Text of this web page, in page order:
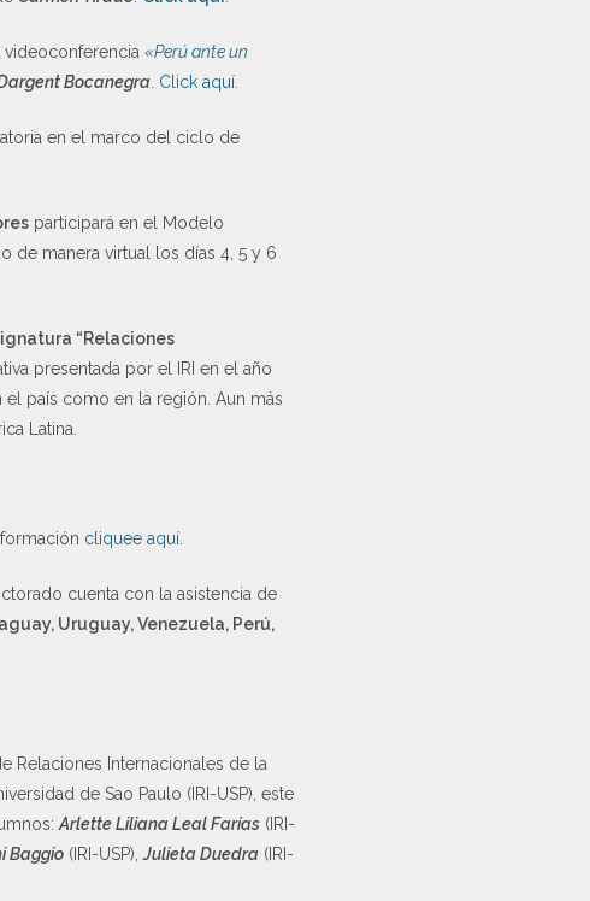
videoconferencia «Perú ante un
Bocanegra. Click aquí.
en el marco del ciclo de
participará en el Modelo
de manera virtual los días 4, 5 y 6
“Relaciones
presentada por el IRI en el año
país como en la región. Aun más
Latina.
cliquee aquí.
cuenta con la asistencia de
Uruguay, Venezuela, Perú,
Relaciones Internacionales de la
de Sao Paulo (IRI-USP), este
Arlette Liliana Leal Farías (IRI-
Baggio (IRI-USP),Julieta Duedra (IRI-